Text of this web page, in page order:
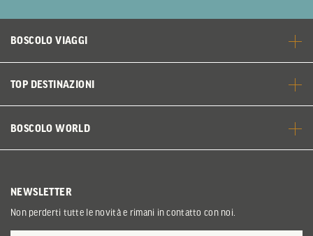
BOSCOLO VIAGGI
TOP DESTINAZIONI
BOSCOLO WORLD
NEWSLETTER
Non perderti tutte le novità e rimani in contatto con noi.